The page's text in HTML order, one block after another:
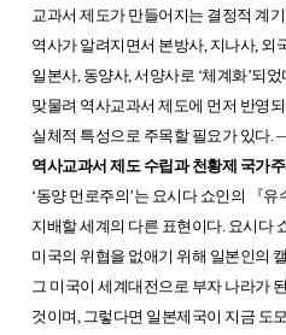
교과서 제도가 만들어지는 결정적 계
역사가 알려지면서 본방사, 지나사, 외
일본사, 동양사, 서양사로 ‘체계화’되
맞물려 역사교과서 제도에 먼저 반영
실체적 특성으로 주목할 필요가 있다.
역사교과서 제도 수립과 천황제 국가주
‘동양 먼로주의’는 요시다 쇼인의
『유
지배할 세계의 다른 표현이다. 요시다
미국의 위협을 없애기 위해 일본인의
그 미국이 세계대전으로 부자 나라가
것이며, 그렇다면 일본제국이 지금 도